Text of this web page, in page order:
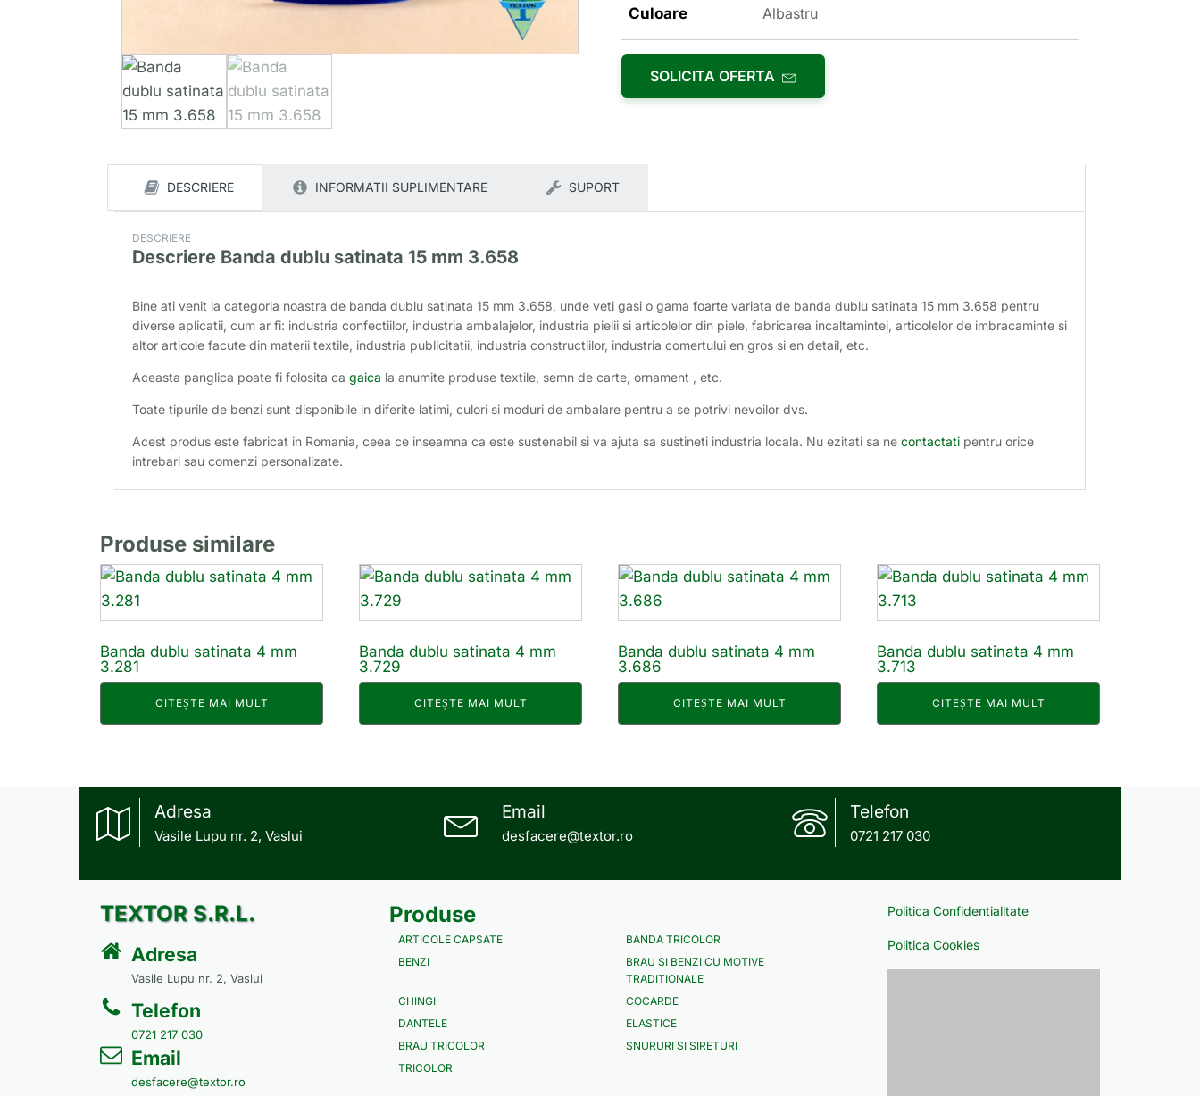
Culoare Albastru
SOLICITA OFERTA
DESCRIERE INFORMATII SUPLIMENTARE SUPORT
DESCRIERE
Descriere Banda dublu satinata 15 mm 3.658
Bine ati venit la categoria noastra de banda dublu satinata 15 mm 3.658, unde veti gasi o gama foarte variata de banda dublu satinata 15 mm 3.658 pentru
diverse aplicatii, cum ar fi: industria confectiilor, industria ambalajelor, industria pielii si articolelor din piele, fabricarea incaltamintei, articolelor de imbracaminte si
altor articole facute din materii textile, industria publicitatii, industria constructiilor, industria comertului en gros si en detail, etc.
Aceasta panglica poate fi folosita ca gaica la anumite produse textile, semn de carte, ornament , etc.
Toate tipurile de benzi sunt disponibile in diferite latimi, culori si moduri de ambalare pentru a se potrivi nevoilor dvs.
Acest produs este fabricat in Romania, ceea ce inseamna ca este sustenabil si va ajuta sa sustineti industria locala. Nu ezitati sa ne contactati pentru orice
intrebari sau comenzi personalizate.
Produse similare
Banda dublu satinata 4 mm
3.281
CITEȘTE MAI MULT
Banda dublu satinata 4 mm
3.729
CITEȘTE MAI MULT
Banda dublu satinata 4 mm
3.686
CITEȘTE MAI MULT
Banda dublu satinata 4 mm
3.713
CITEȘTE MAI MULT
Adresa
Vasile Lupu nr. 2, Vaslui
Email
desfacere@textor.ro
Telefon
0721 217 030
TEXTOR S.R.L.
Adresa
Vasile Lupu nr. 2, Vaslui
Telefon
0721 217 030
Email
desfacere@textor.ro
Produse
ARTICOLE CAPSATE
BANDA TRICOLOR
BENZI
BRAU SI BENZI CU MOTIVE
TRADITIONALE
CHINGI
COCARDE
DANTELE
ELASTICE
BRAU TRICOLOR
SNURURI SI SIRETURI
TRICOLOR
Politica Confidentialitate
Politica Cookies